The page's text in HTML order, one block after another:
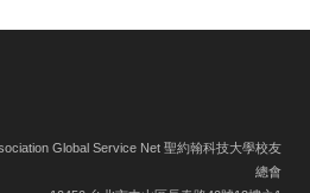
Global Service Net 聖約翰科技大學校友
總會